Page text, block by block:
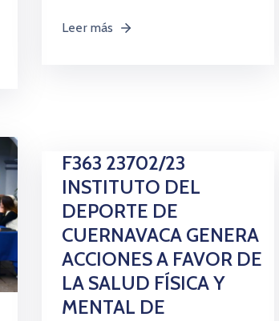
Leer más
F363 23702/23
INSTITUTO DEL
DEPORTE DE
CUERNAVACA GENERA
ACCIONES A FAVOR DE
LA SALUD FÍSICA Y
MENTAL DE